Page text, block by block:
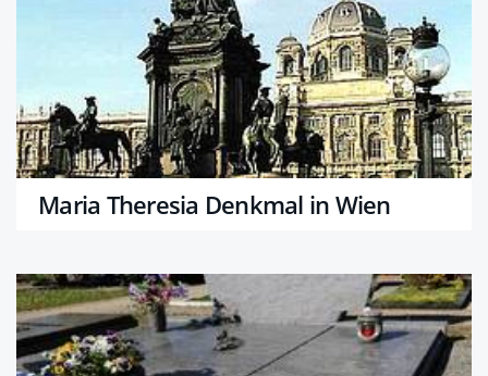
Maria Theresia Denkmal in Wien